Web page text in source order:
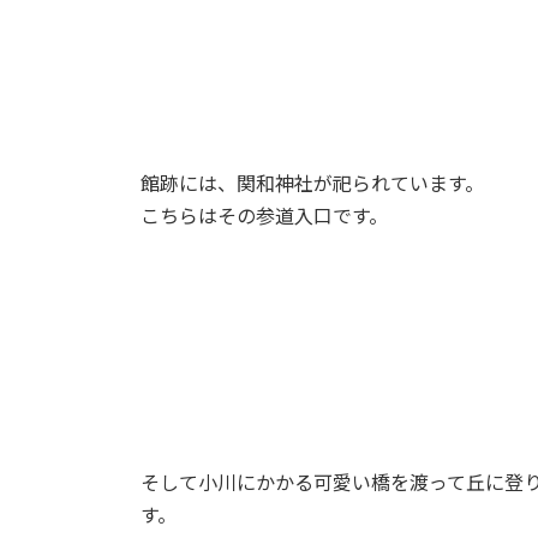
館跡には、関和神社が祀られています。
こちらはその参道入口です。
そして小川にかかる可愛い橋を渡って丘に登
す。